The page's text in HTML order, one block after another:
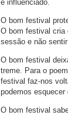
é influenciado.
O bom festival
O bom festival cria
sessão e não
O bom festival
treme. Para o
festival faz-nos
podemos
O bom festival